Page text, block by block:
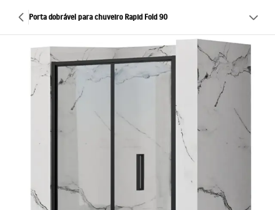
Porta dobrável para chuveiro Rapid Fold 90